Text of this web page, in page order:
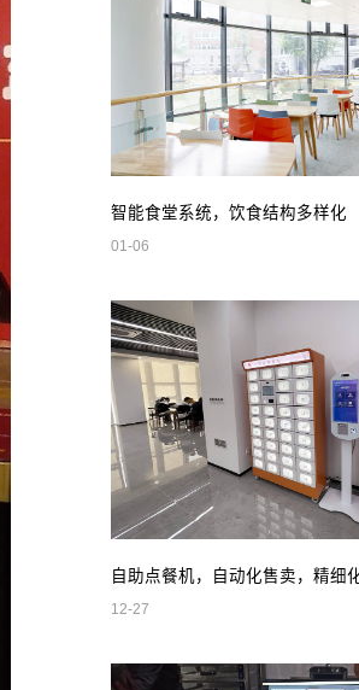
智能食堂系统，饮食结构多样化
01-06
自助点餐机，自动化售卖，精细
12-27